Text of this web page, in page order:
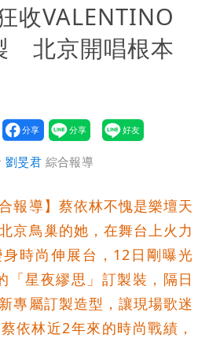
安布條」被出征！他大笑：
騙局 AIT發文高級酸！他
台灣陸地」了！雙眼牆旋
照曝光！網友驚：年輕是大
收VALENTINO
北京開唱根本
劉旻君 綜合報導
報導】蔡依林不愧是樂壇天
京鳥巢的她，在舞台上火力
時尚伸展台，12日剛曝光
「星夜繆思」訂製裝，隔日
專屬訂製造型，讓現場歌迷
依林近2年來的時尚戰績，